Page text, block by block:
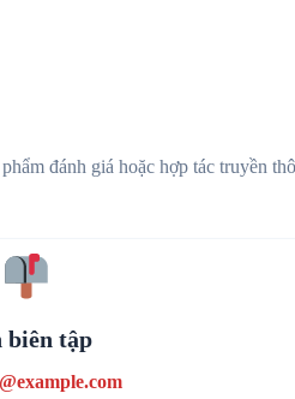
đánh giá hoặc hợp tác truyền
biên tập